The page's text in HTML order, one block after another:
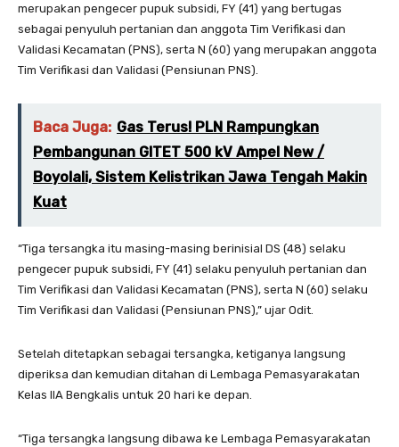
merupakan pengecer pupuk subsidi, FY (41) yang bertugas
sebagai penyuluh pertanian dan anggota Tim Verifikasi dan
Validasi Kecamatan (PNS), serta N (60) yang merupakan anggota
Tim Verifikasi dan Validasi (Pensiunan PNS).
Baca Juga: Gas Terus! PLN Rampungkan
Pembangunan GITET 500 kV Ampel New /
Boyolali, Sistem Kelistrikan Jawa Tengah Makin
Kuat
“Tiga tersangka itu masing-masing berinisial DS (48) selaku
pengecer pupuk subsidi, FY (41) selaku penyuluh pertanian dan
Tim Verifikasi dan Validasi Kecamatan (PNS), serta N (60) selaku
Tim Verifikasi dan Validasi (Pensiunan PNS),” ujar Odit.
Setelah ditetapkan sebagai tersangka, ketiganya langsung
diperiksa dan kemudian ditahan di Lembaga Pemasyarakatan
Kelas IIA Bengkalis untuk 20 hari ke depan.
“Tiga tersangka langsung dibawa ke Lembaga Pemasyarakatan